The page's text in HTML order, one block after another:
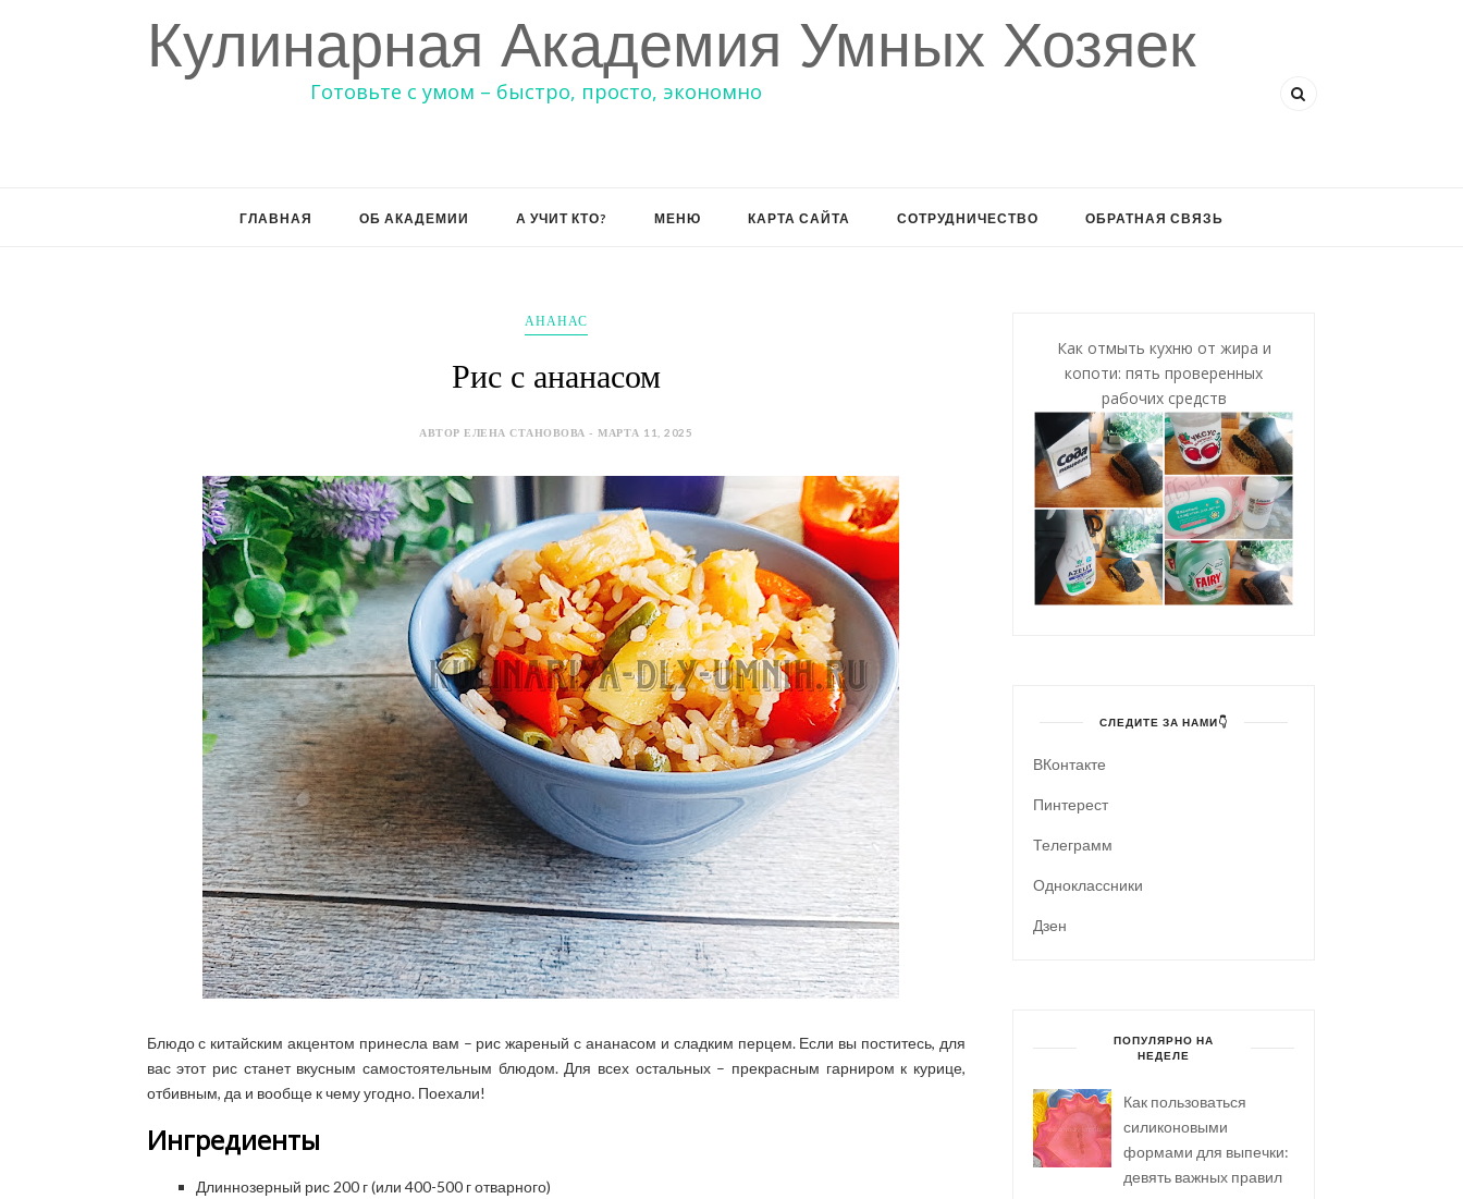
Кулинарная Академия Умных Хозяек
Готовьте с умом – быстро, просто, экономно
ГЛАВНАЯ ОБ АКАДЕМИИ А УЧИТ КТО? МЕНЮ КАРТА САЙТА СОТРУДНИЧЕСТВО ОБРАТНАЯ СВЯЗЬ
АНАНАС
Рис с ананасом
АВТОР ЕЛЕНА СТАНОВОВА - МАРТА 11, 2025
Блюдо с китайским акцентом принесла вам – рис жареный с ананасом и сладким перцем. Если вы поститесь, для
вас этот рис станет вкусным самостоятельным блюдом. Для всех остальных – прекрасным гарниром к курице,
отбивным, да и вообще к чему угодно. Поехали!
Ингредиенты
Длиннозерный рис 200 г (или 400-500 г отварного)
Как отмыть кухню от жира и
копоти: пять проверенных
рабочих средств
СЛЕДИТЕ ЗА НАМИ👇
ВКонтакте
Пинтерест
Телеграмм
Одноклассники
Дзен
ПОПУЛЯРНО НА
НЕДЕЛЕ
Как пользоваться
силиконовыми
формами для выпечки:
девять важных правил